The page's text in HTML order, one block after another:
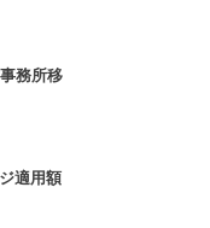
務所移
適用額